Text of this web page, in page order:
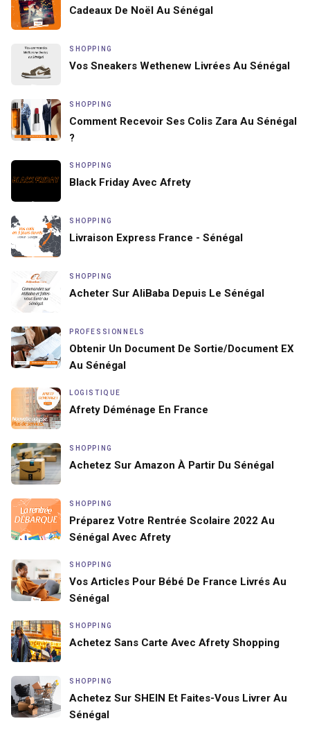
Cadeaux De Noël Au Sénégal
SHOPPING
Vos Sneakers Wethenew Livrées Au Sénégal
SHOPPING
Comment Recevoir Ses Colis Zara Au Sénégal
?
SHOPPING
Black Friday Avec Afrety
SHOPPING
Livraison Express France - Sénégal
SHOPPING
Acheter Sur AliBaba Depuis Le Sénégal
PROFESSIONNELS
Obtenir Un Document De Sortie/document EX
Au Sénégal
LOGISTIQUE
Afrety Déménage En France
SHOPPING
Achetez Sur Amazon À Partir Du Sénégal
SHOPPING
Préparez Votre Rentrée Scolaire 2022 Au
Sénégal Avec Afrety
SHOPPING
Vos Articles Pour Bébé De France Livrés Au
Sénégal
SHOPPING
Achetez Sans Carte Avec Afrety Shopping
SHOPPING
Achetez Sur SHEIN Et Faites-Vous Livrer Au
Sénégal